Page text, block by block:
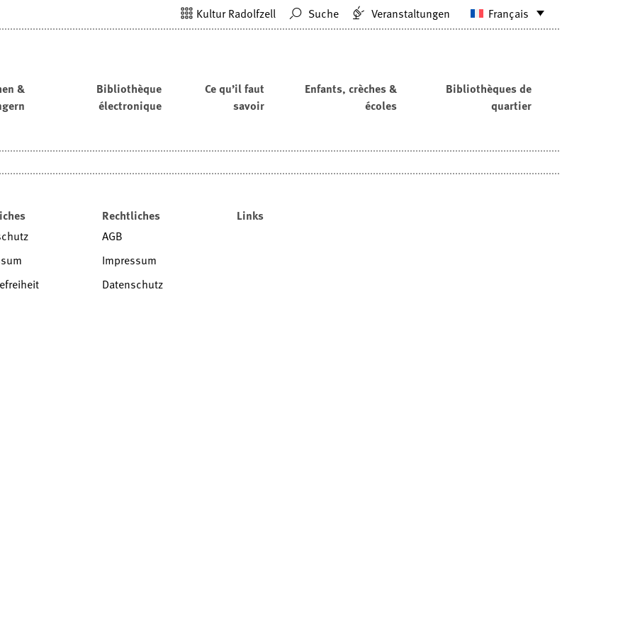
Français
Kultur Radolfzell Suche Veranstaltungen
&
Bibliothèque
électronique
Ce qu’il faut
savoir
Enfants, crèches &
écoles
Bibliothèques de
quartier
Rechtliches
AGB
Impressum
Datenschutz
Links